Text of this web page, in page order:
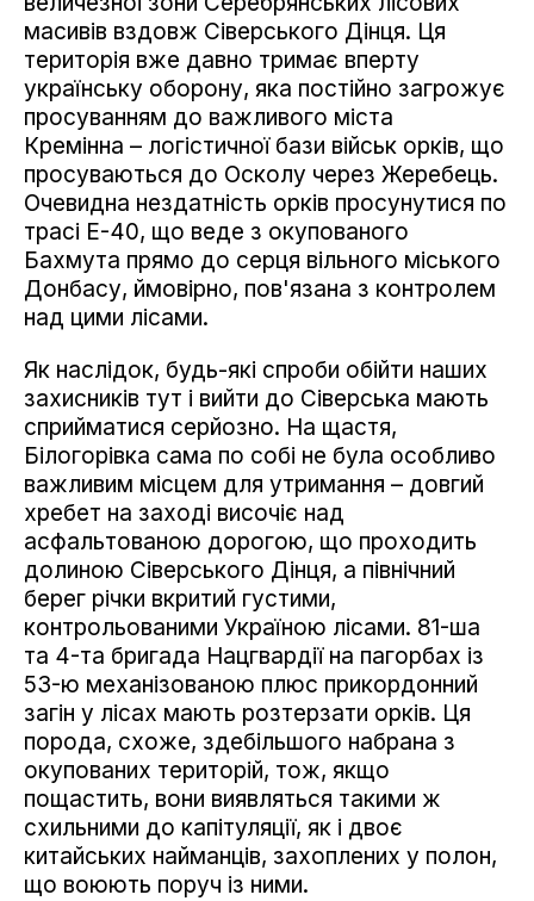
масивів вздовж Сіверського Дінця. Ця
територія вже давно тримає вперту
українську оборону, яка постійно загрожує
просуванням до важливого міста
Кремінна – логістичної бази військ орків, що
просуваються до Осколу через Жеребець.
Очевидна нездатність орків просунутися по
трасі Е-40, що веде з окупованого
Бахмута прямо до серця вільного міського
Донбасу, ймовірно, пов'язана з контролем
над цими лісами.
Як наслідок, будь-які спроби обійти наших
захисників тут і вийти до Сіверська мають
сприйматися серйозно. На щастя,
Білогорівка сама по собі не була особливо
важливим місцем для утримання – довгий
хребет на заході височіє над
асфальтованою дорогою, що проходить
долиною Сіверського Дінця, а північний
берег річки вкритий густими,
контрольованими Україною лісами. 81-ша
та 4-та бригада Нацгвардії на пагорбах із
53-ю механізованою плюс прикордонний
загін у лісах мають розтерзати орків. Ця
порода, схоже, здебільшого набрана з
окупованих територій, тож, якщо
пощастить, вони виявляться такими ж
схильними до капітуляції, як і двоє
китайських найманців, захоплених у полон,
що воюють поруч із ними.